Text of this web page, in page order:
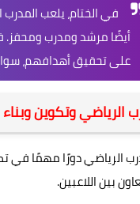
في الختام، يلعب
أيضًا مرشد ومدرب ومحفز.
على تحقيق أهدافهم، سواء
الرياضي وتكوين
الرياضي دورًا مهمًا في
بين اللاعبين.